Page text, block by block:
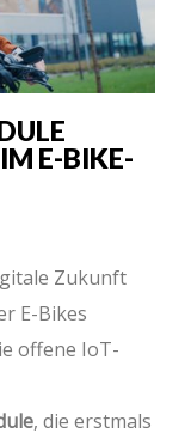
E-BIKE-
Zukunft
E-Bikes
offene IoT-
, die erstmals